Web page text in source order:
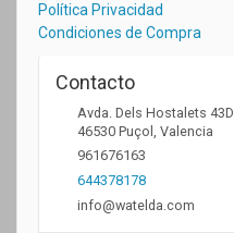
Política Privacidad
Condiciones de Compra
Contacto
Avda. Dels Hostalets 43D
46530 Puçol , Valencia
961676163
644378178
info@watelda.com